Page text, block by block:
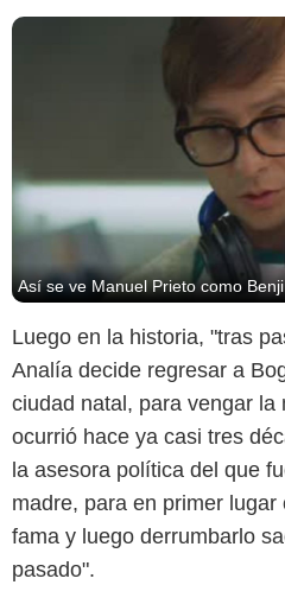
Así se ve Manuel Prieto como
Luego en la historia, "tras
Analía decide regresar a
ciudad natal, para vengar
ocurrió hace ya casi tres
la asesora política del que
madre, para en primer
fama y luego derrumbarlo
pasado".